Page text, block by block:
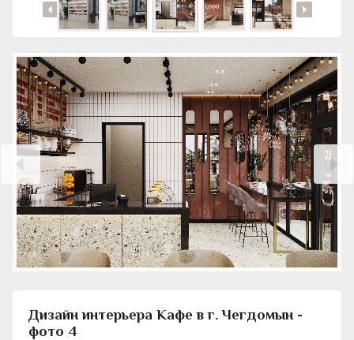
Дизайн интерьера Кафе в г. Чегдомын -
фото 4